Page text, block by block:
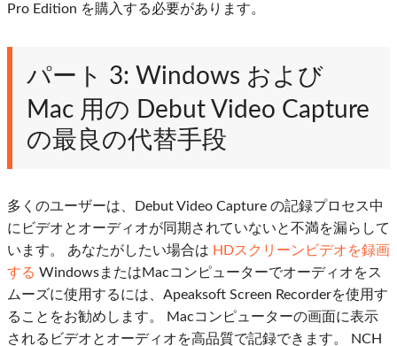
Pro Edition を購入する必要があります。
パート 3: Windows および
Mac 用の Debut Video Capture
の最良の代替手段
多くのユーザーは、Debut Video Capture の記録プロセス中
にビデオとオーディオが同期されていないと不満を漏らして
います。 あなたがしたい場合は HDスクリーンビデオを録画
する WindowsまたはMacコンピューターでオーディオをス
ムーズに使用するには、Apeaksoft Screen Recorderを使用す
ることをお勧めします。 Macコンピューターの画面に表示
されるビデオとオーディオを高品質で記録できます。 NCH